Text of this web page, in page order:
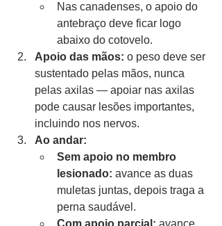
Nas canadenses, o apoio do
antebraço deve ficar logo
abaixo do cotovelo.
Apoio das mãos: o peso deve ser
sustentado pelas mãos, nunca
pelas axilas — apoiar nas axilas
pode causar lesões importantes,
incluindo nos nervos.
Ao andar:
Sem apoio no membro
lesionado: avance as duas
muletas juntas, depois traga a
perna saudável.